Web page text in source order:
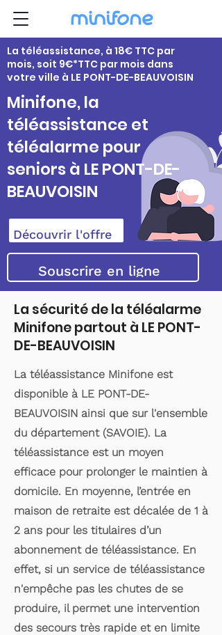
La téléassistance, à 18€ TTC par
mois, soit 9€*TTC par mois dans
votre ville à LE PONT-DE-BEAUVOISIN
Minifone, la
téléassistance et
téléalarme pour
seniors à LE PONT-DE-
BEAUVOISIN
Découvrir l'offre
Souscrire en ligne
La sécurité de la téléalarme
Minifone partout à LE PONT-
DE-BEAUVOISIN
La téléassistance Minifone est
disponible à LE PONT-DE-
BEAUVOISIN ainsi que sur l'ensemble
du département (SAVOIE). La
téléassistance est un moyen
efficace pour prolonger le maintien à
domicile. En moyenne, l’entrée en
maison de retraite est décalée de 1 à
2 ans pour les titulaires d’un
abonnement de téléassistance. En
effet, si un service de téléassistance
n'empêche pas les chutes de se
produire, il permet une intervention
des secours très rapide et en limite